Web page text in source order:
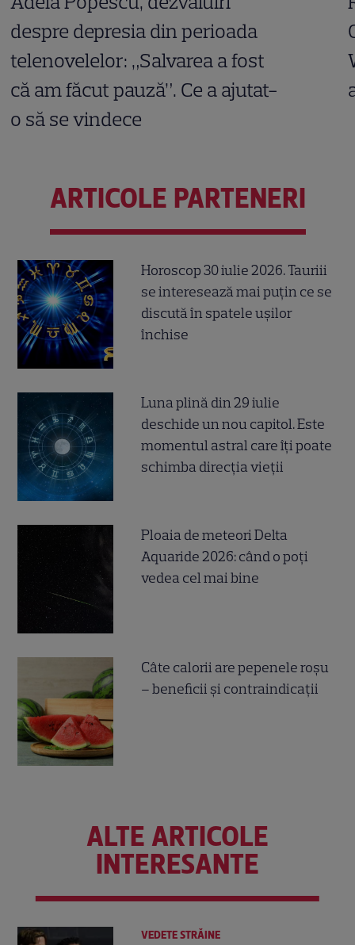
despre depresia din perioada
telenovelelor: „Salvarea a fost
că am făcut pauză”. Ce a ajutat-
o să se vindece
ARTICOLE PARTENERI
Horoscop 30 iulie 2026. Tauriii
se interesează mai puțin ce se
discută în spatele ușilor
închise
Luna plină din 29 iulie
deschide un nou capitol. Este
momentul astral care îți poate
schimba direcția vieții
Ploaia de meteori Delta
Aquaride 2026: când o poți
vedea cel mai bine
Câte calorii are pepenele roșu
– beneficii și contraindicații
ALTE ARTICOLE
INTERESANTE
VEDETE STRĂINE